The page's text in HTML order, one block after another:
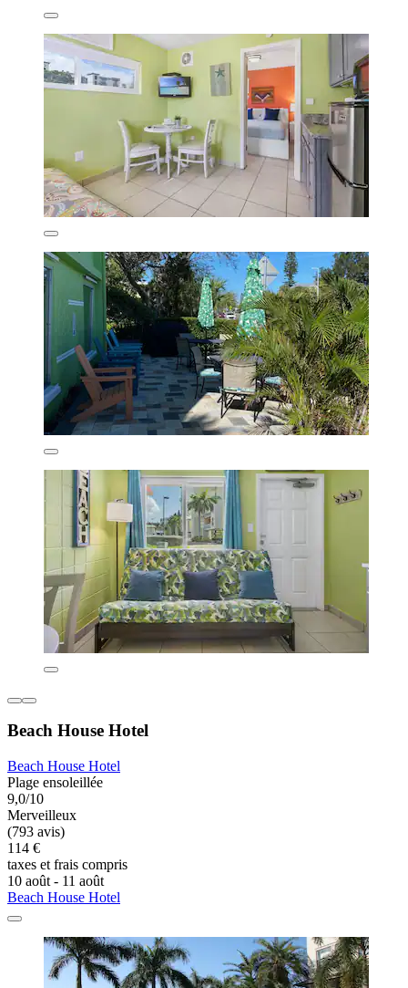
Beach House Hotel
Beach House Hotel
Plage ensoleillée
9,0/10
Merveilleux
(793 avis)
114 €
taxes et frais compris
10 août - 11 août
Beach House Hotel